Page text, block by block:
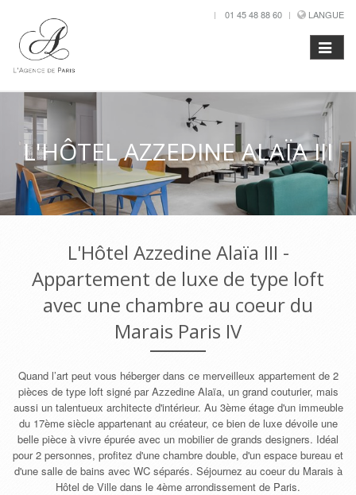
01 45 48 88 60 LANGUE
L'HÔTEL AZZEDINE ALAÏA III
L'Hôtel Azzedine Alaïa III -
Appartement de luxe de type loft
avec une chambre au coeur du
Marais Paris IV
Quand l’art peut vous héberger dans ce merveilleux appartement de 2
pièces de type loft signé par Azzedine Alaïa, un grand couturier, mais
aussi un talentueux architecte d'intérieur. Au 3ème étage d'un immeuble
du 17ème siècle appartenant au créateur, ce bien de luxe dévoile une
belle pièce à vivre épurée avec un mobilier de grands designers. Idéal
pour 2 personnes, profitez d'une chambre double, d'un espace bureau et
d'une salle de bains avec WC séparés. Séjournez au coeur du Marais à
Hôtel de Ville dans le 4ème arrondissement de Paris.